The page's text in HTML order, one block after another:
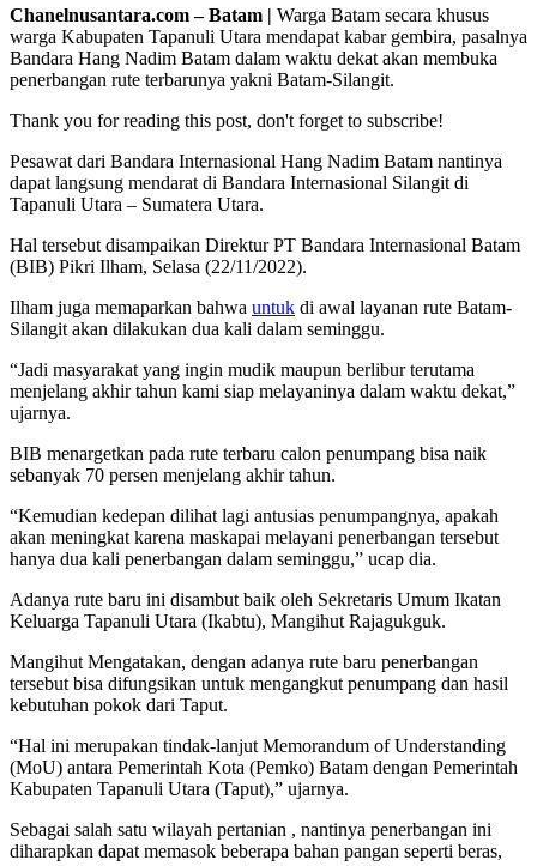
Chanelnusantara.com – Batam | Warga Batam secara khusus
warga Kabupaten Tapanuli Utara mendapat kabar gembira, pasalnya
Bandara Hang Nadim Batam dalam waktu dekat akan membuka
penerbangan rute terbarunya yakni Batam-Silangit.
Thank you for reading this post, don't forget to subscribe!
Pesawat dari Bandara Internasional Hang Nadim Batam nantinya
dapat langsung mendarat di Bandara Internasional Silangit di
Tapanuli Utara – Sumatera Utara.
Hal tersebut disampaikan Direktur PT Bandara Internasional Batam
(BIB) Pikri Ilham, Selasa (22/11/2022).
Ilham juga memaparkan bahwa untuk di awal layanan rute Batam-
Silangit akan dilakukan dua kali dalam seminggu.
“Jadi masyarakat yang ingin mudik maupun berlibur terutama
menjelang akhir tahun kami siap melayaninya dalam waktu dekat,”
ujarnya.
BIB menargetkan pada rute terbaru calon penumpang bisa naik
sebanyak 70 persen menjelang akhir tahun.
“Kemudian kedepan dilihat lagi antusias penumpangnya, apakah
akan meningkat karena maskapai melayani penerbangan tersebut
hanya dua kali penerbangan dalam seminggu,” ucap dia.
Adanya rute baru ini disambut baik oleh Sekretaris Umum Ikatan
Keluarga Tapanuli Utara (Ikabtu), Mangihut Rajagukguk.
Mangihut Mengatakan, dengan adanya rute baru penerbangan
tersebut bisa difungsikan untuk mengangkut penumpang dan hasil
kebutuhan pokok dari Taput.
“Hal ini merupakan tindak-lanjut Memorandum of Understanding
(MoU) antara Pemerintah Kota (Pemko) Batam dengan Pemerintah
Kabupaten Tapanuli Utara (Taput),” ujarnya.
Sebagai salah satu wilayah pertanian , nantinya penerbangan ini
diharapkan dapat memasok beberapa bahan pangan seperti beras,